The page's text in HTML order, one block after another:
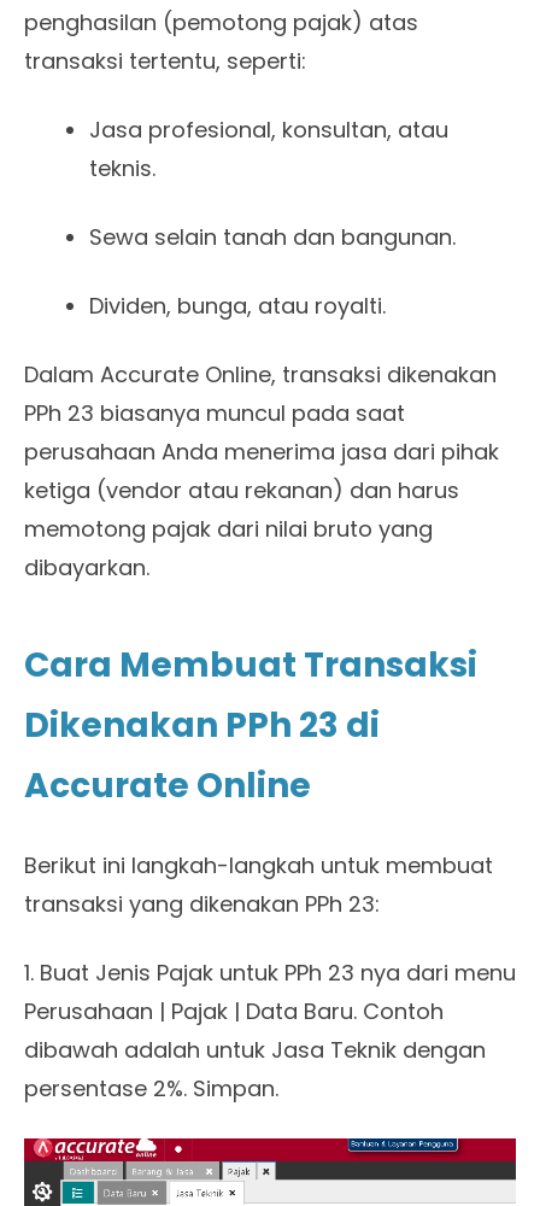
penghasilan (pemotong pajak) atas
transaksi tertentu, seperti:
Jasa profesional, konsultan, atau
teknis.
Sewa selain tanah dan bangunan.
Dividen, bunga, atau royalti.
Dalam Accurate Online, transaksi dikenakan
PPh 23 biasanya muncul pada saat
perusahaan Anda menerima jasa dari pihak
ketiga (vendor atau rekanan) dan harus
memotong pajak dari nilai bruto yang
dibayarkan.
Cara Membuat Transaksi
Dikenakan PPh 23 di
Accurate Online
Berikut ini langkah-langkah untuk membuat
transaksi yang dikenakan PPh 23:
1. Buat Jenis Pajak untuk PPh 23 nya dari menu
Perusahaan | Pajak | Data Baru. Contoh
dibawah adalah untuk Jasa Teknik dengan
persentase 2%. Simpan.